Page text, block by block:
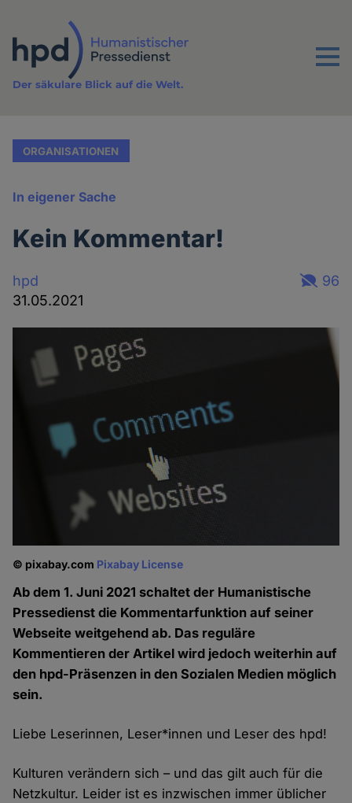
Inhalt
Menu
Der säkulare Blick auf die Welt.
ORGANISATIONEN
In eigener Sache
Kein Kommentar!
hpd
31.05.2021
96
© pixabay.com Pixabay License
Ab dem 1. Juni 2021 schaltet der Humanistische
Pressedienst die Kommentarfunktion auf seiner
Webseite weitgehend ab. Das reguläre
Kommentieren der Artikel wird jedoch weiterhin auf
den hpd-Präsenzen in den Sozialen Medien möglich
sein.
Liebe Leserinnen, Leser*innen und Leser des hpd!
Kulturen verändern sich – und das gilt auch für die
Netzkultur. Leider ist es inzwischen immer üblicher